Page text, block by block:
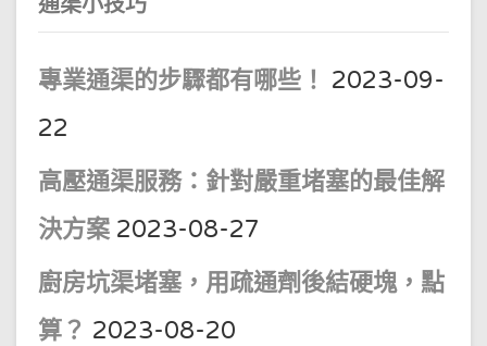
專業通渠的步驟都有哪些！ 2023-09-
22
高壓通渠服務：針對嚴重堵塞的最佳解
決方案 2023-08-27
廚房坑渠堵塞，用疏通劑後結硬塊，點
算？ 2023-08-20